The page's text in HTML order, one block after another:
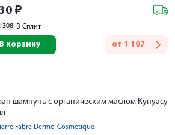
₽
308 В Сплит
от 1 107
В корзину
шампунь с органическим маслом Купуасу
Fabre Dermo-Cosmetique